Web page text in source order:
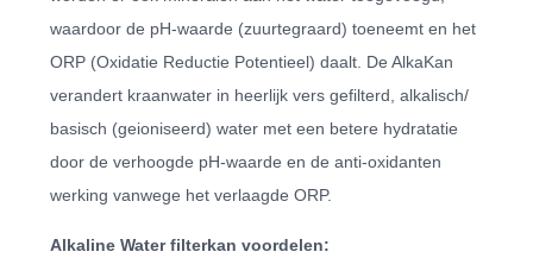
waardoor de pH-waarde (zuurtegraard) toeneemt en het
ORP (Oxidatie Reductie Potentieel) daalt. De AlkaKan
verandert kraanwater in heerlijk vers gefilterd, alkalisch/
basisch (geioniseerd) water met een betere hydratatie
door de verhoogde pH-waarde en de anti-oxidanten
werking vanwege het verlaagde ORP.
Alkaline Water filterkan voordelen: